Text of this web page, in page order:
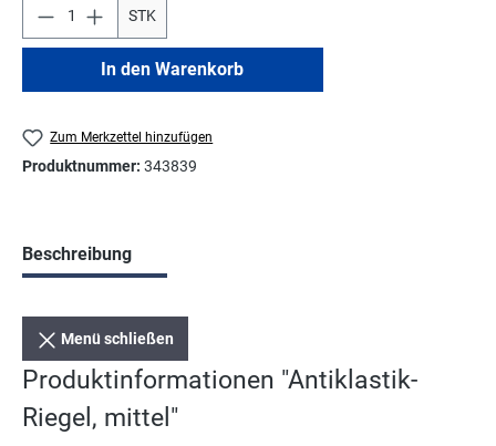
STK
In den Warenkorb
Zum Merkzettel hinzufügen
Produktnummer: 343839
Beschreibung
Menü schließen
Produktinformationen "Antiklastik-
Riegel, mittel"